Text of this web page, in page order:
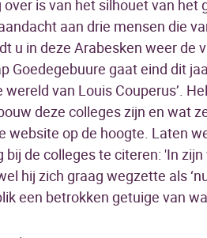
is van het silhouet van het
aan drie mensen die
u in deze Arabesken weer
Goedegebuure gaat eind dit
wereld van Louis Couperus’.
deze colleges zijn en wat
website op de hoogte. Laten
de colleges te citeren: 'In
hij zich graag wegzette als
een betrokken getuige van